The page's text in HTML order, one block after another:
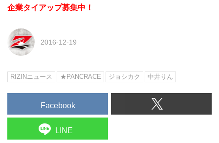
企業タイアップ募集中！
2016-12-19
RIZINニュース ★PANCRACE ジョシカク 中井りん
Facebook
LINE